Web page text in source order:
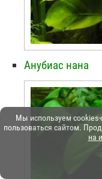
Мы используем
пользоваться сайтом.
на
Анубиас нана